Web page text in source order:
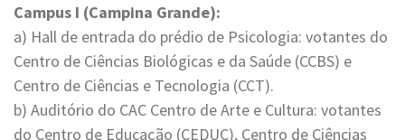
Campus I (Campina Grande):
a) Hall de entrada do prédio de Psicologia: votantes do
Centro de Ciências Biológicas e da Saúde (CCBS) e
Centro de Ciências e Tecnologia (CCT).
b) Auditório do CAC Centro de Arte e Cultura: votantes
do Centro de Educação (CEDUC), Centro de Ciências